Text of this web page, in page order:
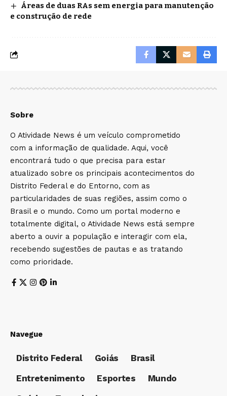
Áreas de duas RAs sem energia para manutenção
e construção de rede
Sobre
O Atividade News é um veículo comprometido
com a informação de qualidade. Aqui, você
encontrará tudo o que precisa para estar
atualizado sobre os principais acontecimentos do
Distrito Federal e do Entorno, com as
particularidades de suas regiões, assim como o
Brasil e o mundo. Como um portal moderno e
totalmente digital, o Atividade News está sempre
aberto a ouvir a população e interagir com ela,
recebendo sugestões de pautas e as tratando
como prioridade.
Navegue
Distrito Federal Goiás
Brasil
Entretenimento
Esportes
Mundo